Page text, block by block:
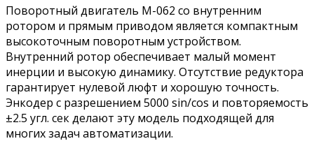
Поворотный двигатель M-062 со внутренним
ротором и прямым приводом является компактным
высокоточным поворотным устройством.
Внутренний ротор обеспечивает малый момент
инерции и высокую динамику. Отсутствие редуктора
гарантирует нулевой люфт и хорошую точность.
Энкодер с разрешением 5000 sin/cos и повторяемость
±2.5 угл. сек делают эту модель подходящей для
многих задач автоматизации.